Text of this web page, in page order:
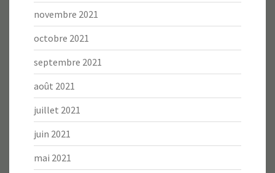
novembre 2021
octobre 2021
septembre 2021
août 2021
juillet 2021
juin 2021
mai 2021